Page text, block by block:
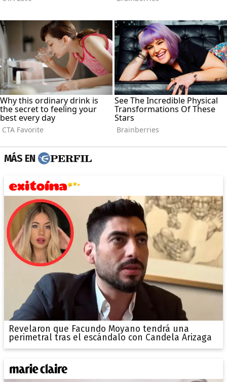
MÁS EN
Revelaron que Facundo Moyano tendrá una
perimetral tras el escándalo con Candela Arizaga